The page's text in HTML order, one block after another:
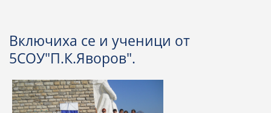
Включиха се и ученици от
5СОУ"П.К.Яворов".